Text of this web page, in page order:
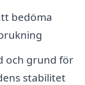
bedöma
och grund för
stabilitet